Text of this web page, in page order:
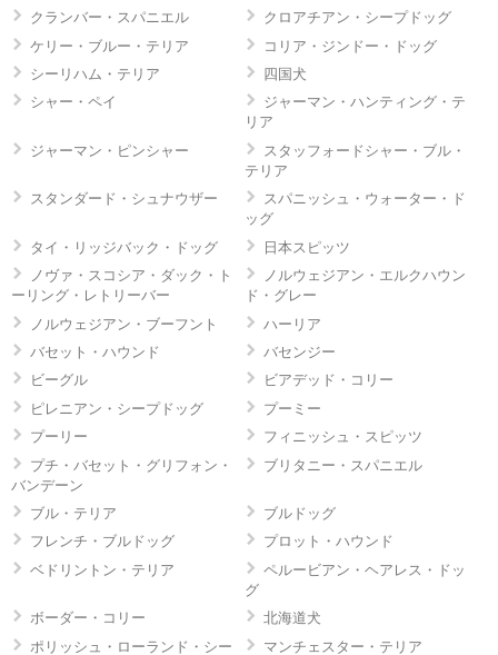
クランバー・スパニエル
クロアチアン・シープドッグ
ケリー・ブルー・テリア
コリア・ジンドー・ドッグ
シーリハム・テリア
四国犬
シャー・ペイ
ジャーマン・ハンティング・テ
リア
ジャーマン・ピンシャー
スタッフォードシャー・ブル・
テリア
スタンダード・シュナウザー
スパニッシュ・ウォーター・ド
ッグ
タイ・リッジバック・ドッグ
日本スピッツ
ノヴァ・スコシア・ダック・ト
ーリング・レトリーバー
ノルウェジアン・エルクハウン
ド・グレー
ノルウェジアン・ブーフント
ハーリア
バセット・ハウンド
バセンジー
ビーグル
ビアデッド・コリー
ピレニアン・シープドッグ
プーミー
プーリー
フィニッシュ・スピッツ
プチ・バセット・グリフォン・
バンデーン
ブリタニー・スパニエル
ブル・テリア
ブルドッグ
フレンチ・ブルドッグ
プロット・ハウンド
ベドリントン・テリア
ペルービアン・ヘアレス・ドッ
グ
ボーダー・コリー
北海道犬
ポリッシュ・ローランド・シー
マンチェスター・テリア